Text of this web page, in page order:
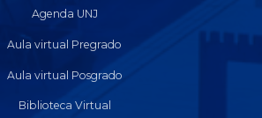
Agenda UNJ
Aula virtual Pregrado
Aula virtual Posgrado
Biblioteca Virtual